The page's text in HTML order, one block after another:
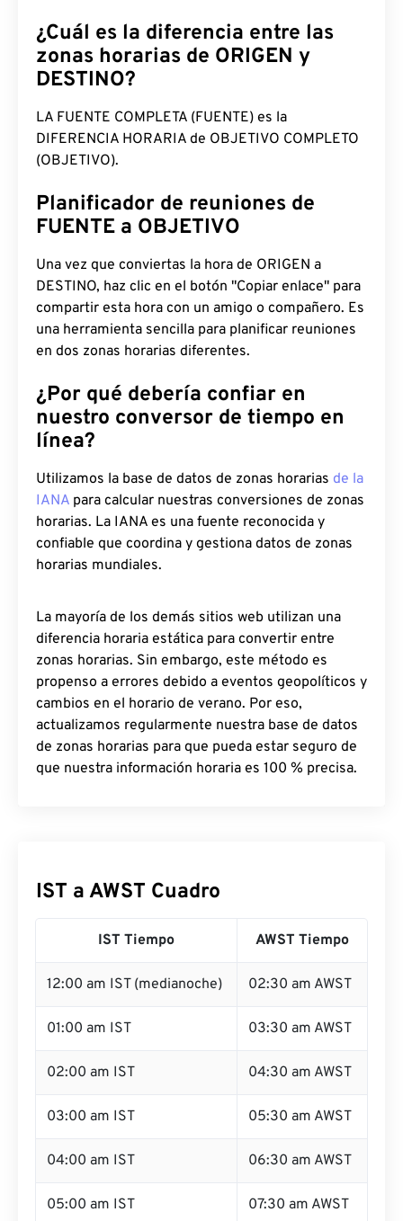
¿Cuál es la diferencia entre las
zonas horarias de ORIGEN y
DESTINO?
LA FUENTE COMPLETA (FUENTE) es la
DIFERENCIA HORARIA de OBJETIVO COMPLETO
(OBJETIVO).
Planificador de reuniones de
FUENTE a OBJETIVO
Una vez que conviertas la hora de ORIGEN a
DESTINO, haz clic en el botón "Copiar enlace" para
compartir esta hora con un amigo o compañero. Es
una herramienta sencilla para planificar reuniones
en dos zonas horarias diferentes.
¿Por qué debería confiar en
nuestro conversor de tiempo en
línea?
Utilizamos la base de datos de zonas horarias de la
IANA para calcular nuestras conversiones de zonas
horarias. La IANA es una fuente reconocida y
confiable que coordina y gestiona datos de zonas
horarias mundiales.
La mayoría de los demás sitios web utilizan una
diferencia horaria estática para convertir entre
zonas horarias. Sin embargo, este método es
propenso a errores debido a eventos geopolíticos y
cambios en el horario de verano. Por eso,
actualizamos regularmente nuestra base de datos
de zonas horarias para que pueda estar seguro de
que nuestra información horaria es 100 % precisa.
IST a AWST Cuadro
IST Tiempo AWST Tiempo
12:00 am IST (medianoche) 02:30 am AWST
01:00 am IST 03:30 am AWST
02:00 am IST 04:30 am AWST
03:00 am IST 05:30 am AWST
04:00 am IST 06:30 am AWST
05:00 am IST 07:30 am AWST